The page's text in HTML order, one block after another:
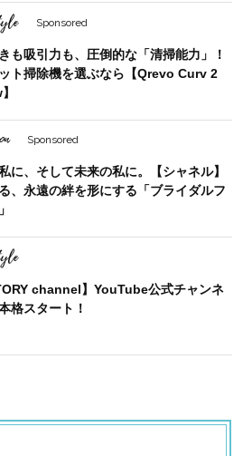
Sponsored
も吸引力も、圧倒的な「清掃能力」！
ト掃除機を選ぶなら【Qrevo Curv 2
Sponsored
に、そして未来の私に。【シャネル】
、永遠の絆を形にする「ブライダルフ
channel】YouTube公式チャンネ
格スタート！